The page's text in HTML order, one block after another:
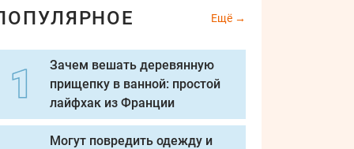
Ещё
Зачем вешать деревянную
прищепку в ванной: простой
лайфхак из Франции
Могут повредить одежду и